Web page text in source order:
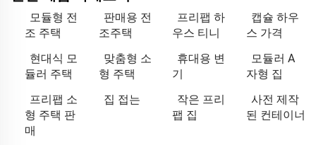
모듈형 전
조 주택
판매용 전
조주택
프리팹 하
우스 티니
캡슐 하우
스 가격
현대식 모
듈러 주택
맞춤형 소
형 주택
휴대용 변
기
모듈러 A
자형 집
프리팹 소
형 주택 판
매
집 접는
작은 프리
팹 집
사전 제작
된 컨테이너